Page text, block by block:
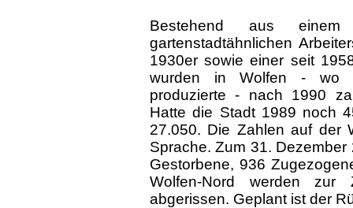
Bestehend aus
gartenstadtähnlichen
1930er sowie einer seit
wurden in Wolfen - wo
produzierte - nach 1990
Hatte die Stadt 1989 noch
27.050. Die Zahlen auf der
Sprache. Zum 31.
Gestorbene, 936
Wolfen-Nord werden zur
abgerissen. Geplant ist der